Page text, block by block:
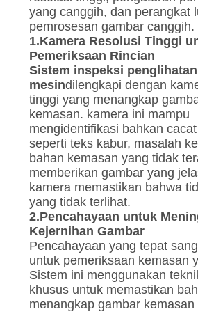
yang canggih, dan perangkat
pemrosesan gambar canggih.
1.Kamera Resolusi Tinggi
Pemeriksaan Rincian
Sistem inspeksi penglihatan
mesindilengkapi dengan
tinggi yang menangkap
kemasan. kamera ini mampu
mengidentifikasi bahkan
seperti teks kabur, masalah
bahan kemasan yang tidak
memberikan gambar yang
kamera memastikan bahwa
yang tidak terlihat.
2.Pencahayaan untuk
Kejernihan Gambar
Pencahayaan yang tepat
untuk pemeriksaan kemasan
Sistem ini menggunakan
khusus untuk memastikan
menangkap gambar